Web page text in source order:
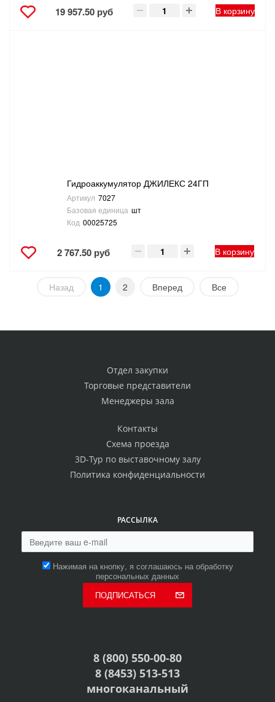
19 957.50 руб В корзину
Гидроаккумулятор ДЖИЛЕКС 24ГП
Артикул 7027
Базовая единица шт
Код 00025725
2 767.50 руб В корзину
Назад 1 2 Вперед Все
Отдел закупки
Торговые представители
Менеджеры зала
Контакты
Схема проезда
3D-Тур по выставочному залу
Политика конфиденциальности
РАССЫЛКА
Нажимая на кнопку, я соглашаюсь на обработку
персональных данных
ПОДПИСАТЬСЯ
8 (800) 550-00-80
8 (8453) 513-513
многоканальный